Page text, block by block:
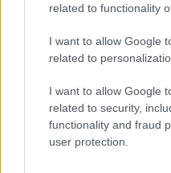
related to functionality
I want to allow Google
related to
I want to allow Google
related to security,
functionality and fraud
user protection.